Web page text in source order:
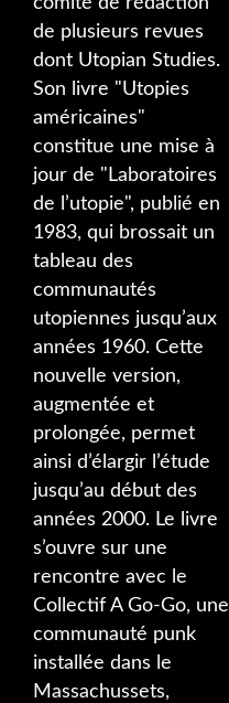
de plusieurs revues
dont Utopian Studies.
Son livre "Utopies
américaines"
constitue une mise à
jour de "Laboratoires
de l’utopie", publié en
1983, qui brossait un
tableau des
communautés
utopiennes jusqu’aux
années 1960. Cette
nouvelle version,
augmentée et
prolongée, permet
ainsi d’élargir l’étude
jusqu’au début des
années 2000. Le livre
s’ouvre sur une
rencontre avec le
Collectif A Go-Go, une
communauté punk
installée dans le
Massachussets,